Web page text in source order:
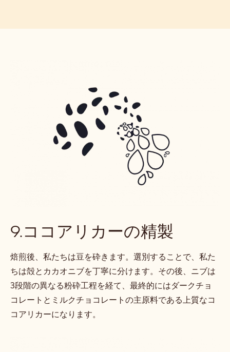
9.ココアリカーの精製
焙煎後、私たちは豆を砕きます。選別することで、私た
ちは殻とカカオニブを丁寧に分けます。その後、ニブは
3段階の異なる粉砕工程を経て、最終的にはダークチョ
コレートとミルクチョコレートの主原料である上質なコ
コアリカーになります。